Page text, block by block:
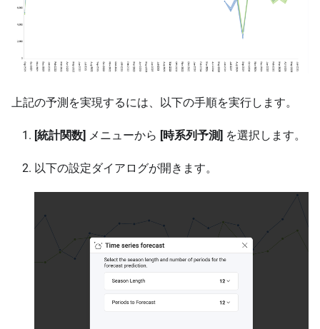
上記の予測を実現するには、以下の手順を実行します。
[統計関数] メニューから [時系列予測] を選択します。
以下の設定ダイアログが開きます。